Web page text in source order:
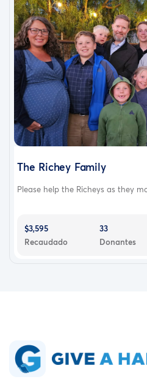
The Richey Family
Please help the Richeys as they
$3,595
Recaudado
33
Donantes